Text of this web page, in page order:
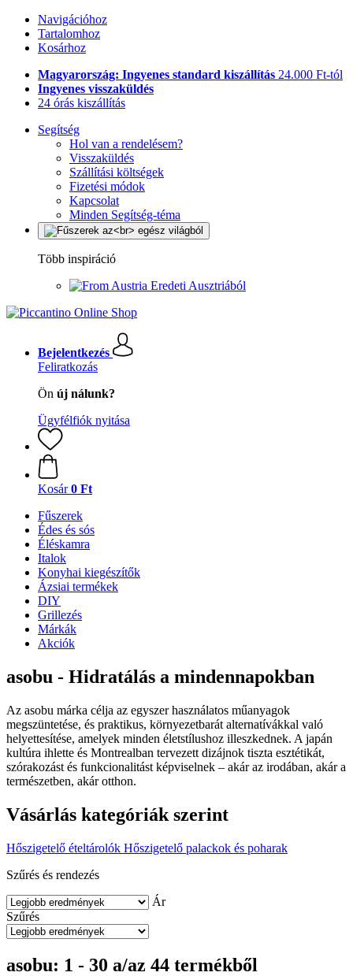
Navigációhoz
Tartalomhoz
Kosárhoz
Magyarország: Ingyenes standard kiszállítás 24.000 Ft-tól
Ingyenes visszaküldés
24 órás kiszállítás
Segítség
Hol van a rendelésem?
Visszaküldés
Szállítási költségek
Fizetési módok
Kapcsolat
Minden Segítség-téma
Több inspiráció
Eredeti Ausztriából
Bejelentkezés
Feliratkozás
Ön új nálunk?
Ügyfélfiók nyitása
Kosár 0 Ft
Fűszerek
Édes és sós
Éléskamra
Italok
Konyhai kiegészítők
Ázsiai termékek
DIY
Grillezés
Márkák
Akciók
asobu - Hidratálás a mindennapokban
Az asobu márka célja az egyszer használatos műanyagok
megszüntetése, és praktikus, környezetbarát alternatívákkal való
helyettesítése, amelyek minden életstílushoz illeszkednek. A japán
kultúra ihlette és Montrealban tervezett dizájnok tiszta esztétikát,
szórakozást és funkcionalitást képviselnek – akár az irodában, akár a
természetben, akár otthon.
Vásárlás kategóriák szerint
Hőszigetelő ételtárolók Hőszigetelő palackok és poharak
Szűrés és rendezés
Ár
Szűrés
asobu: 1 - 30 a/az 44 termékből